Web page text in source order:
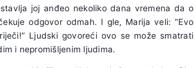
joj anđeo nekoliko dana vremena da o
odgovor odmah. I gle, Marija veli: “Evo
Ljudski govoreći ovo se može smatrati
i nepromišljenim ljudima.